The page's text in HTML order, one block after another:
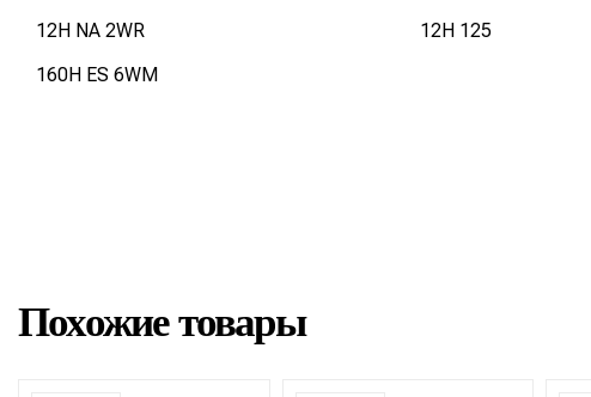
12H NA 2WR
12H 125
160H ES 6WM
Похожие товары